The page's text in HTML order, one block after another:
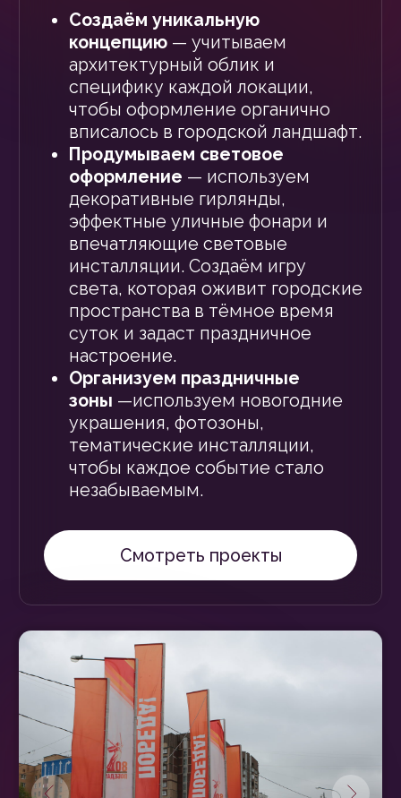
изображений орденов, медалей,
георгиевских лент; композиций с
гвоздиками, звёздами, силуэтами
самолётов и танков.
Создаём световые
композиции
— применяем
световые перетяжки, консоли на
опорах освещения, гирлянды с
тематическими элементами.
Смотреть проекты
129226, Москва,
пр-кт Мира 131, помещ. 3/1
+7 926 812 7721
sale@mirdecoland.ru
Arkaimskaya.e@mirdecoland.ru
Kasterskaya.i@mirdecoland.ru
Обсудить проект